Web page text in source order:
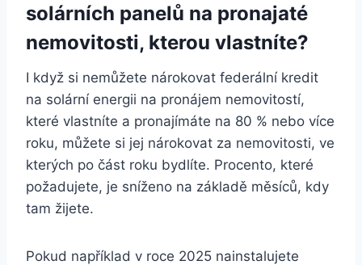
solárních panelů na pronajaté
nemovitosti, kterou vlastníte?
I když si nemůžete nárokovat federální kredit
na solární energii na pronájem nemovitostí,
které vlastníte a pronajímáte na 80 % nebo více
roku, můžete si jej nárokovat za nemovitosti, ve
kterých po část roku bydlíte. Procento, které
požadujete, je sníženo na základě měsíců, kdy
tam žijete.
Pokud například v roce 2025 nainstalujete